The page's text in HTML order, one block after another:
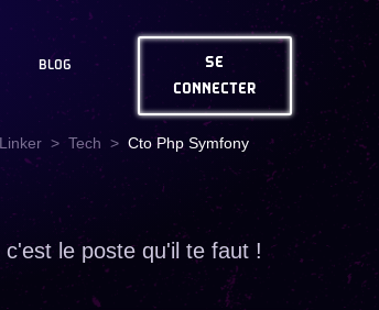
BLOG
SE
CONNECTER
Tech Cto Php Symfony
le poste qu'il te faut !